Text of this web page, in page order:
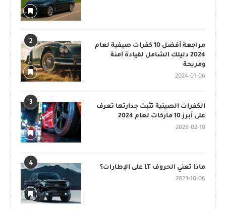
2
مراجعة أفضل 10 كفرات صيفية لعام
2024 دليلك الشامل لقيادة آمنة
ومريحة
2024-01-06
3
الكفرات الصينية تثبت جدارتها تعرف
على أبرز 10 ماركات لعام 2024
2025-02-10
4
ماذا تعني الحروف LT على الإطارات؟
2023-10-06